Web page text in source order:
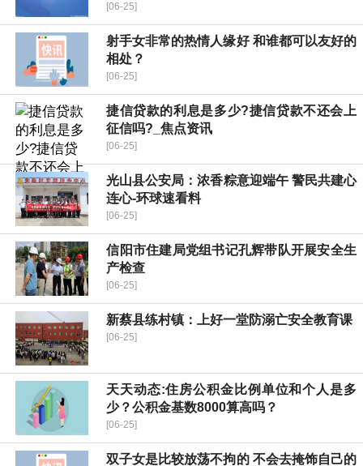
[06-25]
射手女非常的热情人缘好 和谁都可以友好的
相处？
[06-25]
捷信贷款的利息是多少?捷信贷款不还会上
征信吗?_焦点资讯
[06-25]
​光山县公安局：浓香粽意迎端午 警民共建心
连心-环球速看料
[06-25]
​信阳市住建局党组书记孔辉带队开展安全生
产检查
[06-25]
新蔡县练村镇：上好一堂防溺亡安全教育课
[06-25]
天天动态:住房公积金比例单位和个人是多
少？公积金基数8000算高吗？
[06-25]
双子女是比较放荡不拘的 不会去掩饰自己的